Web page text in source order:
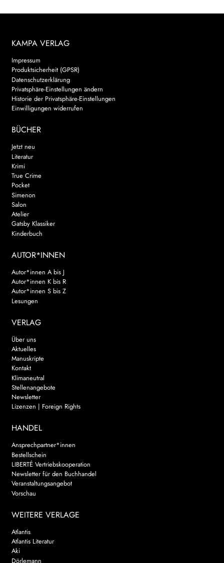
KAMPA VERLAG
Impressum
Produktsicherheit (GPSR)
Datenschutzerklärung
Privatsphäre-Einstellungen ändern
Historie der Privatsphäre-Einstellungen
Einwilligungen widerrufen
BÜCHER
Jetzt neu
Literatur
Krimi
True Crime
Pocket
Simenon
Salon
Atelier
Gatsby Klassiker
Kinderbuch
AUTOR*INNEN
Autor*innen A bis J
Autor*innen K bis R
Autor*innen S bis Z
Lesungen
VERLAG
Über uns
Aktuelles
Manuskripte
Kontakt
Klimaneutral
Stellenangebote
Newsletter
Lizenzen | Foreign Rights
HANDEL
Ansprechpartner*innen
Bestellschein
LIBERTÉ Vertriebskooperation
Newsletter für den Buchhandel
Veranstaltungsangebot
Vorschau
WEITERE VERLAGE
Atlantis
Atlantis Literatur
Aki
Dörlemann